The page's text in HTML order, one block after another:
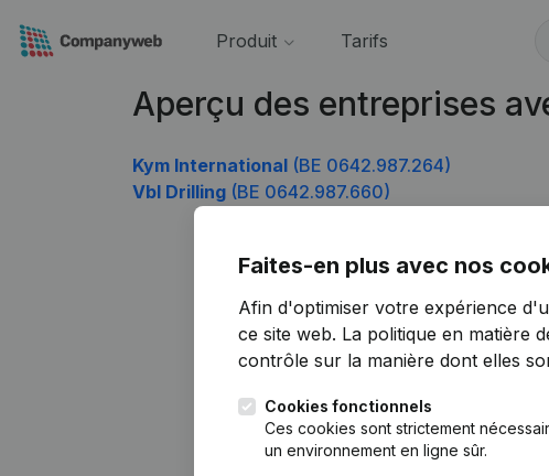
Produit Tarifs
Aperçu des entreprises
Kym International (BE 0642.987.264)
Vbl Drilling (BE 0642.987.660)
Faites-en plus avec nos
Afin d'optimiser votre expérience
ce site web. La politique en matière
contrôle sur la manière dont elles
Cookies fonctionnels
Ces cookies sont strictement
un environnement en ligne sûr.